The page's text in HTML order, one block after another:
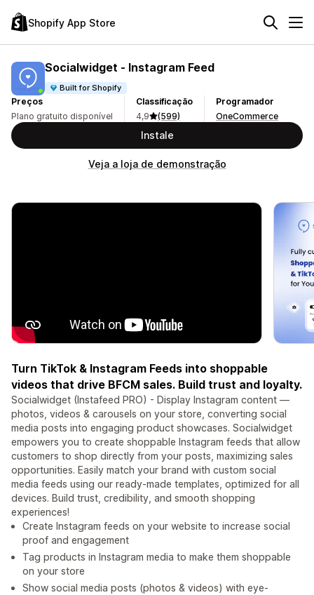
Shopify App Store
Socialwidget ‑ Instagram Feed
Built for Shopify
Preços
Plano gratuito disponível
Classificação
4,9
(599)
Programador
OneCommerce
Instale
Veja a loja de demonstração
Turn TikTok & Instagram Feeds into shoppable
videos that drive BFCM sales. Build trust and loyalty.
Socialwidget (Instafeed PRO) - Display Instagram content —
photos, videos & carousels on your store, converting social
media posts into engaging product showcases. Socialwidget
empowers you to create shoppable Instagram feeds that allow
customers to shop directly from your posts, maximizing sales
opportunities. Easily match your brand with custom social
media feeds using our ready-made templates, optimized for all
devices. Build trust, credibility, and smooth shopping
experiences!
Create Instagram feeds on your website to increase social
proof and engagement
Tag products in Instagram media to make them shoppable
on your store
Show social media posts (photos & videos) with eye-